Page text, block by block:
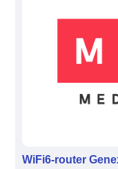
WiFi6-router